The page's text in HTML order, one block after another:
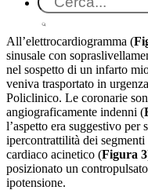
All’elettrocardiogramma (
sinusale con
nel sospetto di un infarto
veniva trasportato in
Policlinico. Le coronarie
angiograficamente indenni (
l’aspetto era suggestivo
ipercontrattilità dei
cardiaco acinetico (Figura 3
posizionato un
ipotensione.